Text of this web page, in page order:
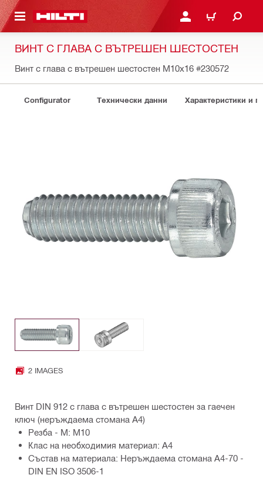
СЪДЪРЖАНИЕ ВЛЕЗ ИЛИ СЕ
КОЛИЧКА
ВИНТ С ГЛАВА С ВЪТРЕШЕН ШЕСТОСТЕН
Винт с глава с вътрешен шестостен M10x16 #230572
Configurator Технически данни Характеристики и
2 IMAGES
Винт DIN 912 с глава с вътрешен шестостен за гаечен
ключ (неръждаема стомана А4)
Резба - M: M10
Клас на необходимия материал: A4
Състав на материала: Неръждаема стомана A4-70 -
DIN EN ISO 3506-1